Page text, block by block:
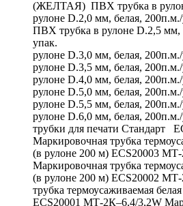
(ЖЕЛТАЯ) ПВХ трубка в
рулоне D.2,0 мм,
ПВХ трубка в рулоне D.2,5 мм,
упак. IB3020
рулоне D.3,0 мм, белая,
рулоне D.3,5 мм, белая,
рулоне D.4,0 мм, белая,
рулоне D.5,0 мм, белая,
рулоне D.5,5 мм, белая,
рулоне D.6,0 мм, белая,
трубки для печати Стандарт
Маркировочная трубка
(в рулоне 200 м) ECS20003
Маркировочная трубка
(в рулоне 200 м) ECS20002
трубка термоусаживаемая
ECS20001 МТ-2К–6,4/3,2W